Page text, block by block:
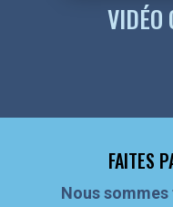
VIDÉO
FAITES
Nous